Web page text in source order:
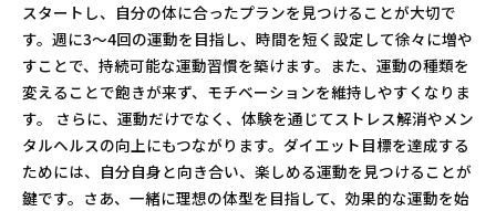
スタートし、自分の体に合ったプランを見つけることが大切で
す。週に3〜4回の運動を目指し、時間を短く設定して徐々に増や
すことで、持続可能な運動習慣を築けます。また、運動の種類を
変えることで飽きが来ず、モチベーションを維持しやすくなりま
す。 さらに、運動だけでなく、体験を通じてストレス解消やメン
タルヘルスの向上にもつながります。ダイエット目標を達成する
ためには、自分自身と向き合い、楽しめる運動を見つけることが
鍵です。さあ、一緒に理想の体型を目指して、効果的な運動を始